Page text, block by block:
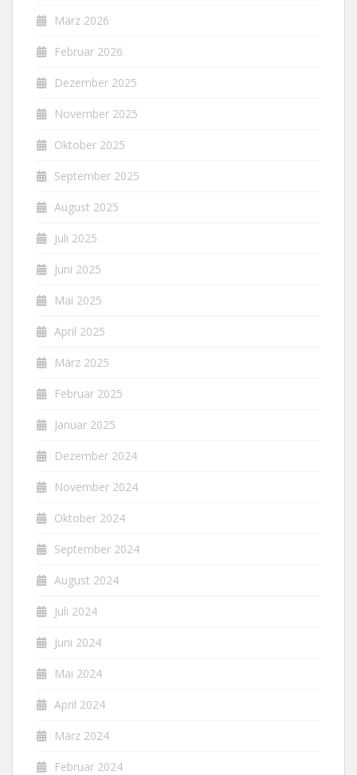
März 2026
Februar 2026
Dezember 2025
November 2025
Oktober 2025
September 2025
August 2025
Juli 2025
Juni 2025
Mai 2025
April 2025
März 2025
Februar 2025
Januar 2025
Dezember 2024
November 2024
Oktober 2024
September 2024
August 2024
Juli 2024
Juni 2024
Mai 2024
April 2024
März 2024
Februar 2024